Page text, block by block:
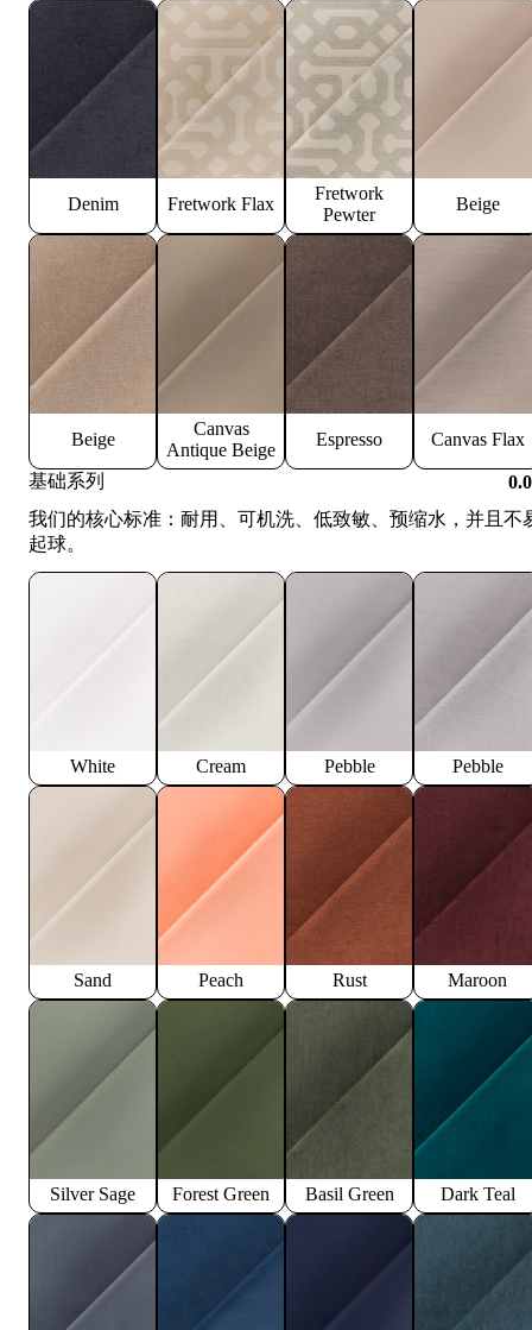
Denim Fretwork Flax
Fretwork
Pewter
Beige
Beige
Canvas
Antique Beige
Espresso Canvas Flax
基础系列
我们的核心标准：耐用、可机洗、低致敏、预缩水，并且不
起球。
White Cream Pebble Pebble
Sand Peach Rust Maroon
Silver Sage Forest Green Basil Green Dark Teal